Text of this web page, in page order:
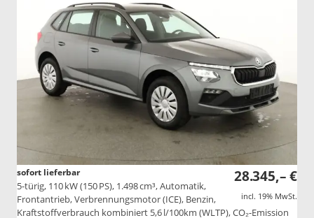
28.345,– €
incl. 19% MwSt.
sofort lieferbar
5-türig, 110 kW (150 PS), 1.498 cm³, Automatik,
Frontantrieb, Verbrennungsmotor (ICE), Benzin,
Kraftstoffverbrauch kombiniert 5,6 l/100km (WLTP), CO₂-Emission